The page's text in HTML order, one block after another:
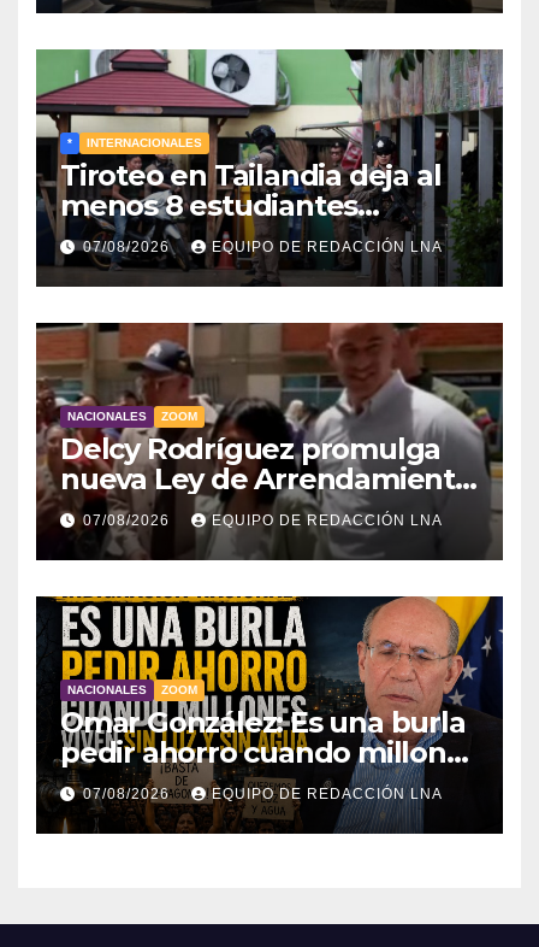
* INTERNACIONALES
Tiroteo en Tailandia deja al
menos 8 estudiantes
muertos y 30 heridos
07/08/2026 EQUIPO DE REDACCIÓN LNA
NACIONALES ZOOM
Delcy Rodríguez promulga
nueva Ley de Arrendamiento
para atender a familias
damnificadas
07/08/2026 EQUIPO DE REDACCIÓN LNA
NACIONALES ZOOM
Omar González: Es una burla
pedir ahorro cuando millones
viven sin luz y sin agua
07/08/2026 EQUIPO DE REDACCIÓN LNA